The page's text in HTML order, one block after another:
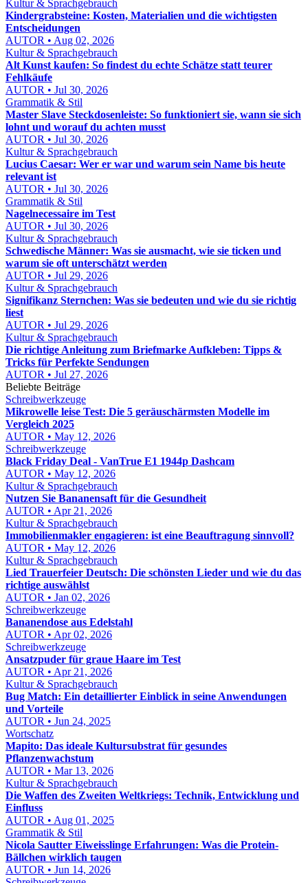
Kultur & Sprachgebrauch
Kindergrabsteine: Kosten, Materialien und die wichtigsten
Entscheidungen
AUTOR • Aug 02, 2026
Kultur & Sprachgebrauch
Alt Kunst kaufen: So findest du echte Schätze statt teurer
Fehlkäufe
AUTOR • Jul 30, 2026
Grammatik & Stil
Master Slave Steckdosenleiste: So funktioniert sie, wann sie sich
lohnt und worauf du achten musst
AUTOR • Jul 30, 2026
Kultur & Sprachgebrauch
Lucius Caesar: Wer er war und warum sein Name bis heute
relevant ist
AUTOR • Jul 30, 2026
Grammatik & Stil
Nagelnecessaire im Test
AUTOR • Jul 30, 2026
Kultur & Sprachgebrauch
Schwedische Männer: Was sie ausmacht, wie sie ticken und
warum sie oft unterschätzt werden
AUTOR • Jul 29, 2026
Kultur & Sprachgebrauch
Signifikanz Sternchen: Was sie bedeuten und wie du sie richtig
liest
AUTOR • Jul 29, 2026
Kultur & Sprachgebrauch
Die richtige Anleitung zum Briefmarke Aufkleben: Tipps &
Tricks für Perfekte Sendungen
AUTOR • Jul 27, 2026
Beliebte Beiträge
Schreibwerkzeuge
Mikrowelle leise Test: Die 5 geräuschärmsten Modelle im
Vergleich 2025
AUTOR • May 12, 2026
Schreibwerkzeuge
Black Friday Deal - VanTrue E1 1944p Dashcam
AUTOR • May 12, 2026
Kultur & Sprachgebrauch
Nutzen Sie Bananensaft für die Gesundheit
AUTOR • Apr 21, 2026
Kultur & Sprachgebrauch
Immobilienmakler engagieren: ist eine Beauftragung sinnvoll?
AUTOR • May 12, 2026
Kultur & Sprachgebrauch
Lied Trauerfeier Deutsch: Die schönsten Lieder und wie du das
richtige auswählst
AUTOR • Jan 02, 2026
Schreibwerkzeuge
Bananendose aus Edelstahl
AUTOR • Apr 02, 2026
Schreibwerkzeuge
Ansatzpuder für graue Haare im Test
AUTOR • Apr 21, 2026
Kultur & Sprachgebrauch
Bug Match: Ein detaillierter Einblick in seine Anwendungen
und Vorteile
AUTOR • Jun 24, 2025
Wortschatz
Mapito: Das ideale Kultursubstrat für gesundes
Pflanzenwachstum
AUTOR • Mar 13, 2026
Kultur & Sprachgebrauch
Die Waffen des Zweiten Weltkriegs: Technik, Entwicklung und
Einfluss
AUTOR • Aug 01, 2025
Grammatik & Stil
Nicola Sautter Eiweisslinge Erfahrungen: Was die Protein-
Bällchen wirklich taugen
AUTOR • Jun 14, 2026